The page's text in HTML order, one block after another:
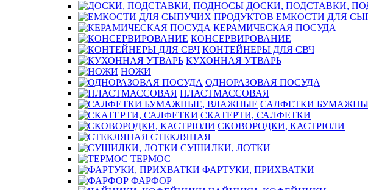
ДОСКИ, ПОДСТАВКИ,
ЕМКОСТИ ДЛЯ
КЕРАМИЧЕСКАЯ ПОСУДА
КОНСЕРВИРОВАНИЕ
КОНТЕЙНЕРЫ ДЛЯ СВЧ
КУХОННАЯ УТВАРЬ
НОЖИ
ОДНОРАЗОВАЯ ПОСУДА
ПЛАСТМАССОВАЯ
САЛФЕТКИ
СКАТЕРТИ, САЛФЕТКИ
СКОВОРОДКИ, КАСТРЮЛИ
СТЕКЛЯНАЯ
СУШИЛКИ, ЛОТКИ
ТЕРМОС
ФАРТУКИ, ПРИХВАТКИ
ФАРФОР